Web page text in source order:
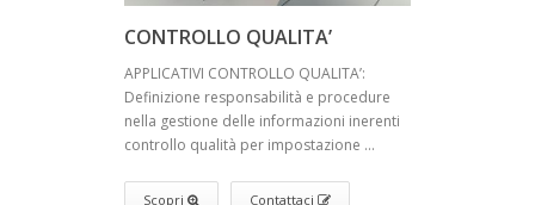
CONTROLLO QUALITA’
APPLICATIVI CONTROLLO QUALITA’:
Definizione responsabilità e procedure
nella gestione delle informazioni inerenti
controllo qualità per impostazione ...
Scopri Contattaci